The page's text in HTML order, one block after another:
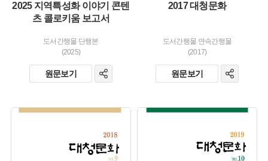
2025 지역특성화 이야기 콘텐
츠 콜로키움 보고서
도서간행물 단행본
(2025)
원문보기
2017 대청문화
도서간행물 연속간행물
(2017)
원문보기